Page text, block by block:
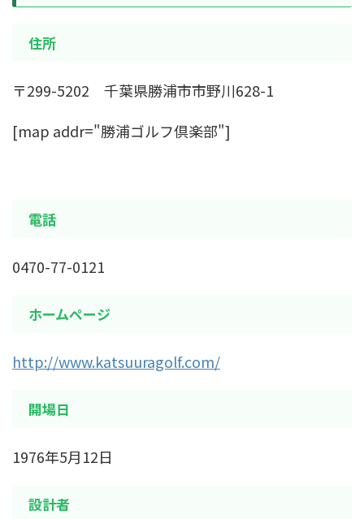
住所
〒299-5202 千葉県勝浦市市野川628-1
[map addr="勝浦ゴルフ倶楽部"]
電話
0470-77-0121
ホームページ
http://www.katsuuragolf.com/
開場日
1976年5月12日
設計者